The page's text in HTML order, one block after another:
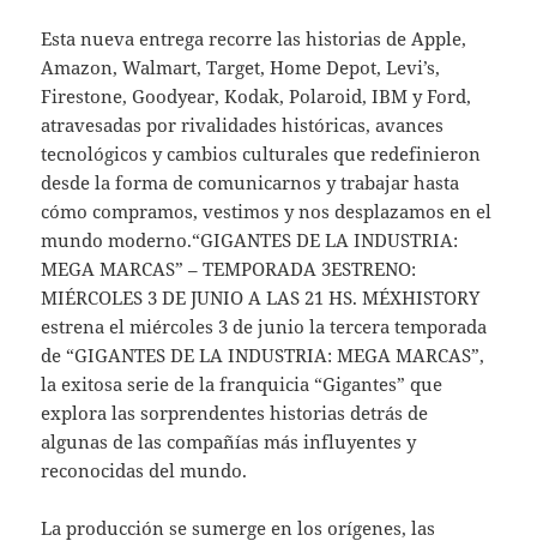
Esta nueva entrega recorre las historias de Apple,
Amazon, Walmart, Target, Home Depot, Levi’s,
Firestone, Goodyear, Kodak, Polaroid, IBM y Ford,
atravesadas por rivalidades históricas, avances
tecnológicos y cambios culturales que redefinieron
desde la forma de comunicarnos y trabajar hasta
cómo compramos, vestimos y nos desplazamos en el
mundo moderno.“GIGANTES DE LA INDUSTRIA:
MEGA MARCAS” – TEMPORADA 3ESTRENO:
MIÉRCOLES 3 DE JUNIO A LAS 21 HS. MÉXHISTORY
estrena el miércoles 3 de junio la tercera temporada
de “GIGANTES DE LA INDUSTRIA: MEGA MARCAS”,
la exitosa serie de la franquicia “Gigantes” que
explora las sorprendentes historias detrás de
algunas de las compañías más influyentes y
reconocidas del mundo.
La producción se sumerge en los orígenes, las